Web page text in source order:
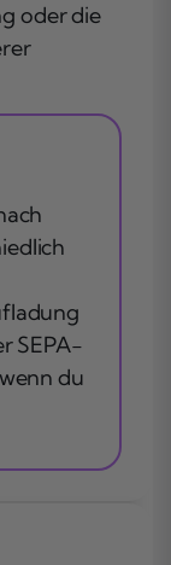
oder die
SEPA-
du